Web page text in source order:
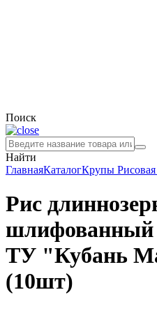
Поиск
Найти
ГлавнаяКаталогКрупы
Рис
ТУ "Кубань
(10шт)